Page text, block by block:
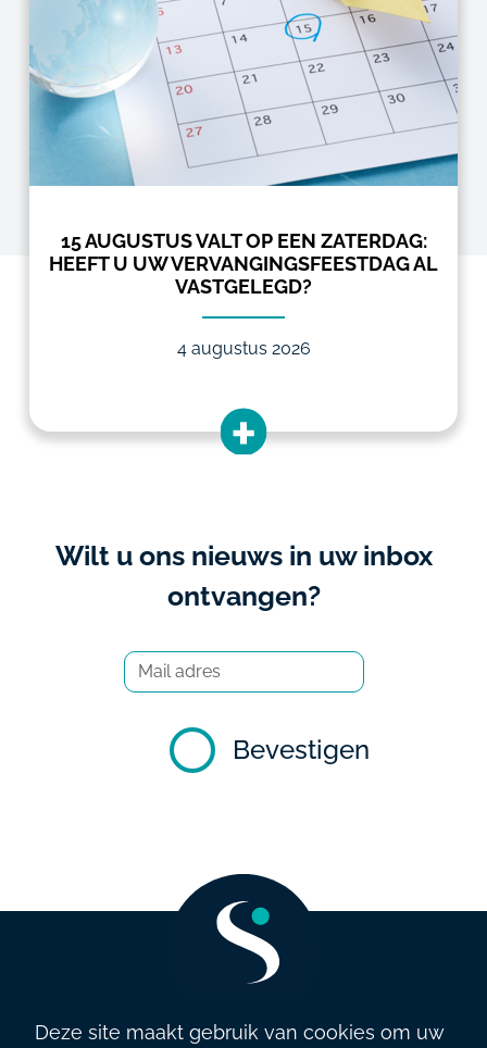
15 AUGUSTUS VALT OP EEN ZATERDAG:
HEEFT U UW VERVANGINGSFEESTDAG AL
VASTGELEGD?
4 augustus 2026
Wilt u ons nieuws in uw inbox
ontvangen?
Bevestigen
Deze site maakt gebruik van cookies om uw